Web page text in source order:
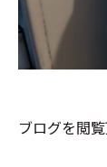
ブログを閲